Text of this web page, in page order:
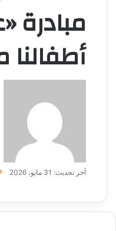
مبادرة
أطفالنا
آخر تحديث: 31 مايو، 2026